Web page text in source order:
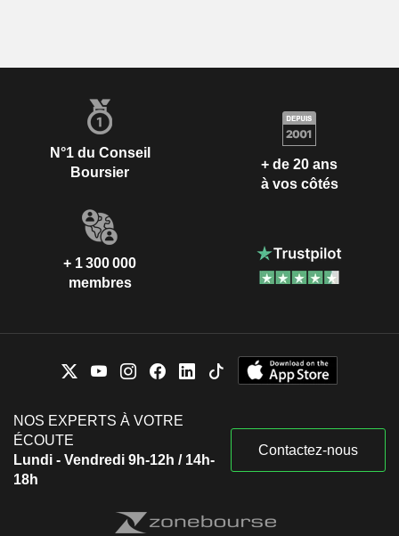
N°1 du Conseil
Boursier
+ de 20 ans
à vos côtés
+ 1 300 000
membres
NOS EXPERTS À VOTRE
ÉCOUTE
Lundi - Vendredi 9h-12h / 14h-
18h
Contactez-nous